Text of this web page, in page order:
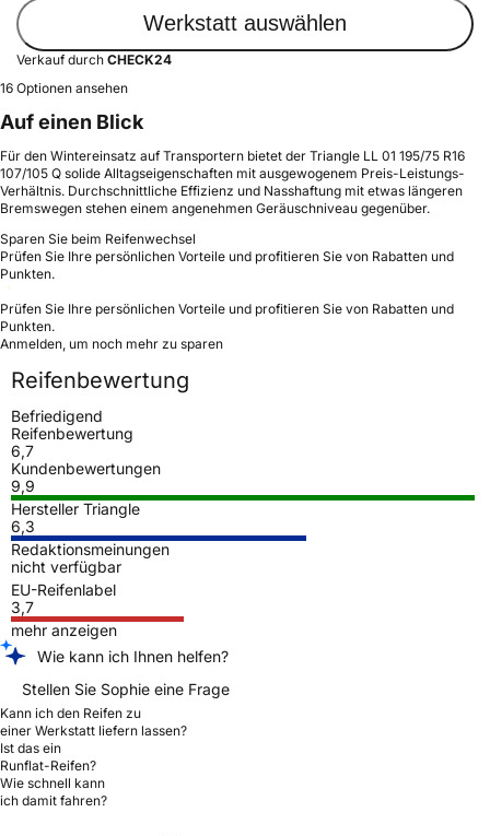
Werkstatt auswählen
Verkauf durch CHECK24
16 Optionen ansehen
Auf einen Blick
Für den Wintereinsatz auf Transportern bietet der Triangle LL 01 195/75 R16
107/105 Q solide Alltagseigenschaften mit ausgewogenem Preis-Leistungs-
Verhältnis. Durchschnittliche Effizienz und Nasshaftung mit etwas längeren
Bremswegen stehen einem angenehmen Geräuschniveau gegenüber.
Sparen Sie beim Reifenwechsel
Prüfen Sie Ihre persönlichen Vorteile und profitieren Sie von Rabatten und
Punkten.
Prüfen Sie Ihre persönlichen Vorteile und profitieren Sie von Rabatten und
Punkten.
Anmelden, um noch mehr zu sparen
Reifenbewertung
Befriedigend
Reifenbewertung
6,7
Kundenbewertungen
9,9
Hersteller Triangle
6,3
Redaktionsmeinungen
nicht verfügbar
EU-Reifenlabel
3,7
mehr anzeigen
Wie kann ich Ihnen helfen?
Stellen Sie Sophie eine Frage
Kann ich den Reifen zu
einer Werkstatt liefern lassen?
Ist das ein
Runflat-Reifen?
Wie schnell kann
ich damit fahren?